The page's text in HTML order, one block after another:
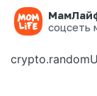
соцсеть
Ошибка